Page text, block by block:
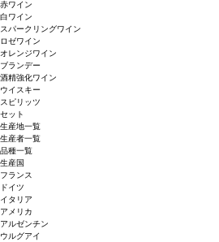
赤ワイン
白ワイン
スパークリングワイン
ロゼワイン
オレンジワイン
ブランデー
酒精強化ワイン
ウイスキー
スピリッツ
セット
生産地一覧
生産者一覧
品種一覧
生産国
フランス
ドイツ
イタリア
アメリカ
アルゼンチン
ウルグアイ